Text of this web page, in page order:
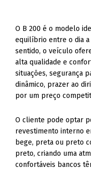
O B 200 é o modelo
equilíbrio entre o dia a
sentido, o veículo
alta qualidade e
situações, segurança
dinâmico, prazer ao
por um preço
O cliente pode optar
revestimento interno
bege, preta ou preto
preto, criando uma
confortáveis bancos